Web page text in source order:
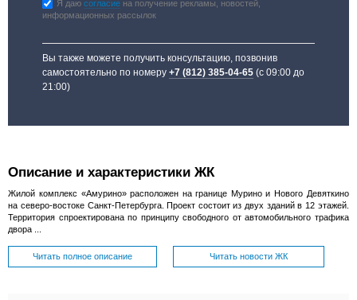
Я даюсогласие на получение рекламы, новостей,
информационных рассылок
Вы также можете получить консультацию, позвонив
самостоятельно по номеру+7 (812) 385-04-65 (с 09:00 до
21:00)
Описание и характеристики ЖК
Жилой комплекс «Амурино» расположен на границе Мурино и Нового Девяткино
на северо-востоке Санкт-Петербурга. Проект состоит из двух зданий в 12 этажей.
Территория спроектирована по принципу свободного от автомобильного трафика
двора ...
Читать полное описание Читать новости ЖК